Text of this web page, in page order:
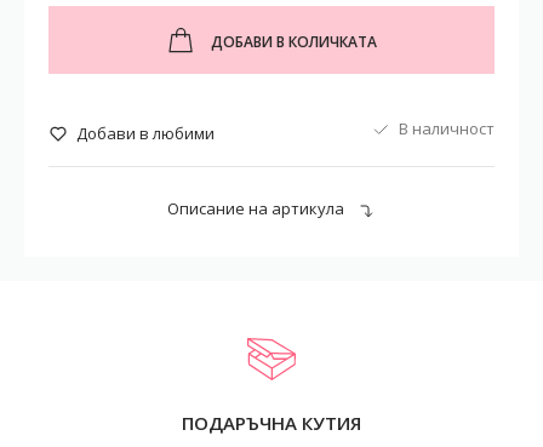
ДОБАВИ В КОЛИЧКАТА
Добави в любими В наличност
Описание на артикула
ПОДАРЪЧНА КУТИЯ